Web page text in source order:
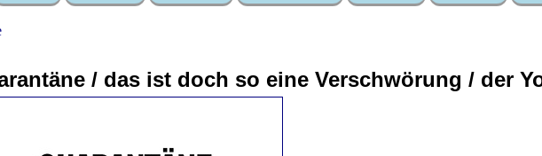
/ das ist doch so eine Verschwörung / der